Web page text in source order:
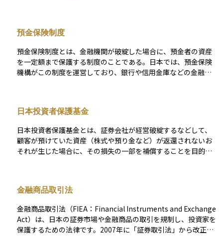
預金保険制度
預金保険制度とは、金融機関が破綻した場合に、預金者の資産
を一定額まで保護する制度のことである。日本では、預金保険
機構がこの制度を運営しており、銀行や信用金庫などの金融機
維持され、預金者の信用が確保される。一方で、投資信託や外
貨預金などは預金保険の対象外であるため、資産運用において
はリスク管理が求められる。安全性を重視した資産運用を考え
る際に、預金保険の適用範囲を理解することが重要である
日本投資者保護基金
日本投資者保護基金とは、証券会社が経営破綻するなどして、
顧客が預けていた資産（株式や預り金など）が返還されないお
それが生じた場合に、その損失の一部を補償することを目的と
000万円を上限として顧客の資産が補償される仕組みとなって
おり、投資家が安心して証券取引を行うための重要なセーフテ
ィーネットとなっています。 ただし、この補償は証券会社の不
正や経営破綻などによって資産が返還できない場合に限られて
おり、市場での値下がりなどによる投資損失は対象外です。制
金融商品取引法
金融商品取引法（FIEA：Financial Instruments and Exchange
Act）は、日本の証券市場や金融商品の取引を規制し、投資家を
保護するための法律です。2007年に「証券取引法」から改正・